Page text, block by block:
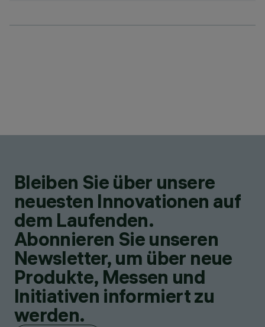
Bleiben Sie über unsere
neuesten Innovationen auf
dem Laufenden.
Abonnieren Sie unseren
Newsletter, um über neue
Produkte, Messen und
Initiativen informiert zu
werden.